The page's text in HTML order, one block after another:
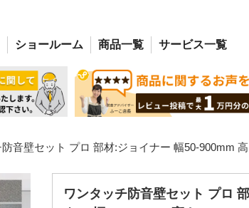
ショールーム 商品一覧 サービス一覧
音壁セット プロ 部材:ジョイナー 幅50-900mm
ワンタッチ防音壁セット プロ